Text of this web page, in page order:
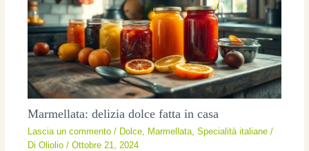
Marmellata: delizia dolce fatta in casa
Lascia un commento / Dolce Marmellata ,Specialità italiane /
Di Oliolio/Ottobre 21, 2024